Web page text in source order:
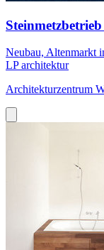
Neubau, Altenmarkt
LP architektur
Architekturzentrum